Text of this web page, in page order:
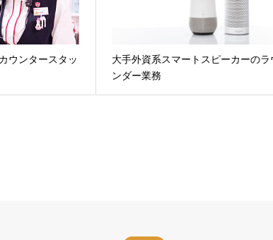
ウンタースタッ
大手外資系スマートスピーカーのラ
ンダー業務